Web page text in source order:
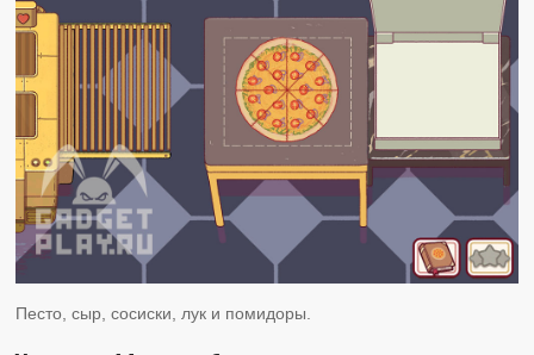
Песто, сыр, сосиски, лук и помидоры.